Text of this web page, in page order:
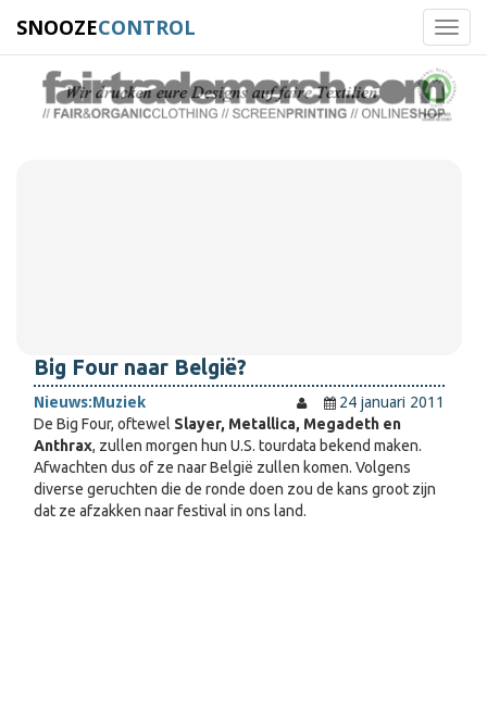
SNOOZECONTROL
Big Four naar België?
Nieuws:Muziek
24 januari 2011
De Big Four, oftewel Slayer, Metallica, Megadeth en
Anthrax, zullen morgen hun U.S. tourdata bekend maken.
Afwachten dus of ze naar België zullen komen. Volgens
diverse geruchten die de ronde doen zou de kans groot zijn
dat ze afzakken naar festival in ons land.